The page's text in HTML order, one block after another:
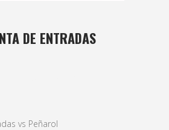
DE ENTRADAS
vs Peñarol